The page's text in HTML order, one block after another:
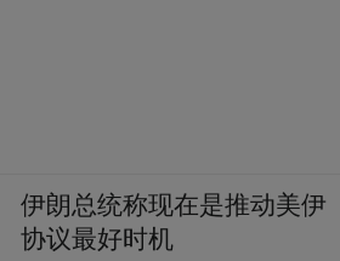
伊朗总统称现在是推动美伊
协议最好时机